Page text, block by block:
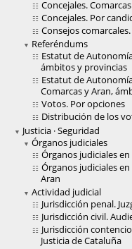
Concejales.
Concejales. Por
Consejos
Referéndums
Estatut de
ámbitos y provincias
Estatut de
Comarcas y Aran,
Votos. Por opciones
Distribución de los
Justicia · Seguridad
Órganos judiciales
Órganos judiciales
Órganos judiciales
Aran
Actividad judicial
Jurisdicción penal.
Jurisdicción civil.
Jurisdicción
Justicia de Cataluña